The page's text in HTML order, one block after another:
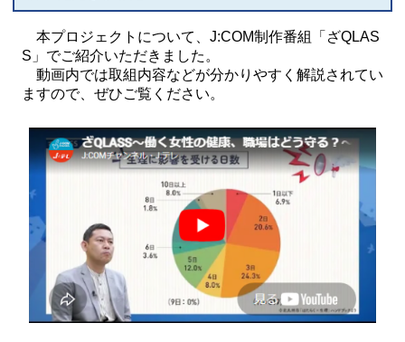
本プロジェクトについて、J:COM制作番組「ざQLAS
S」でご紹介いただきました。
動画内では取組内容などが分かりやすく解説されてい
ますので、ぜひご覧ください。